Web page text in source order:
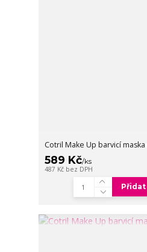
Cotril Make Up barvicí
589 Kč/ks
487 Kč bez DPH